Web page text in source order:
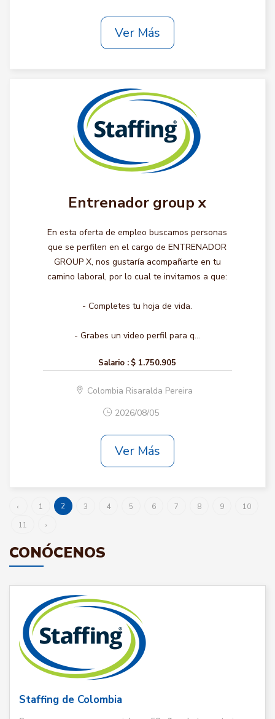
Ver Más
Entrenador group x
En esta oferta de empleo buscamos personas
que se perfilen en el cargo de ENTRENADOR
GROUP X, nos gustaría acompañarte en tu
camino laboral, por lo cual te invitamos a que:
- Completes tu hoja de vida.
- Grabes un video perfil para q...
Salario : $ 1.750.905
Colombia Risaralda Pereira
2026/08/05
Ver Más
‹ 1 2 3 4 5 6 7 8 9
10
11
›
CONÓCENOS
Staffing de Colombia